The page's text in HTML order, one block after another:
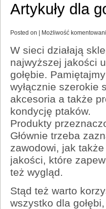
Artykuły dla
Posted on | Możliwość
W sieci działają
najwyższej jakości
gołębie.
wyłącznie szerokie
akcesoria a także
kondycję ptaków.
Produkty
Głównie trzeba
zawodowi, jak
jakości, które
też wygląd.
Stąd też warto
wszystko dla